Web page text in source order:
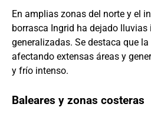
En amplias zonas del norte y el
borrasca Ingrid ha dejado lluvias
generalizadas. Se destaca que
afectando extensas áreas y
y frío intenso.
Baleares y zonas costeras